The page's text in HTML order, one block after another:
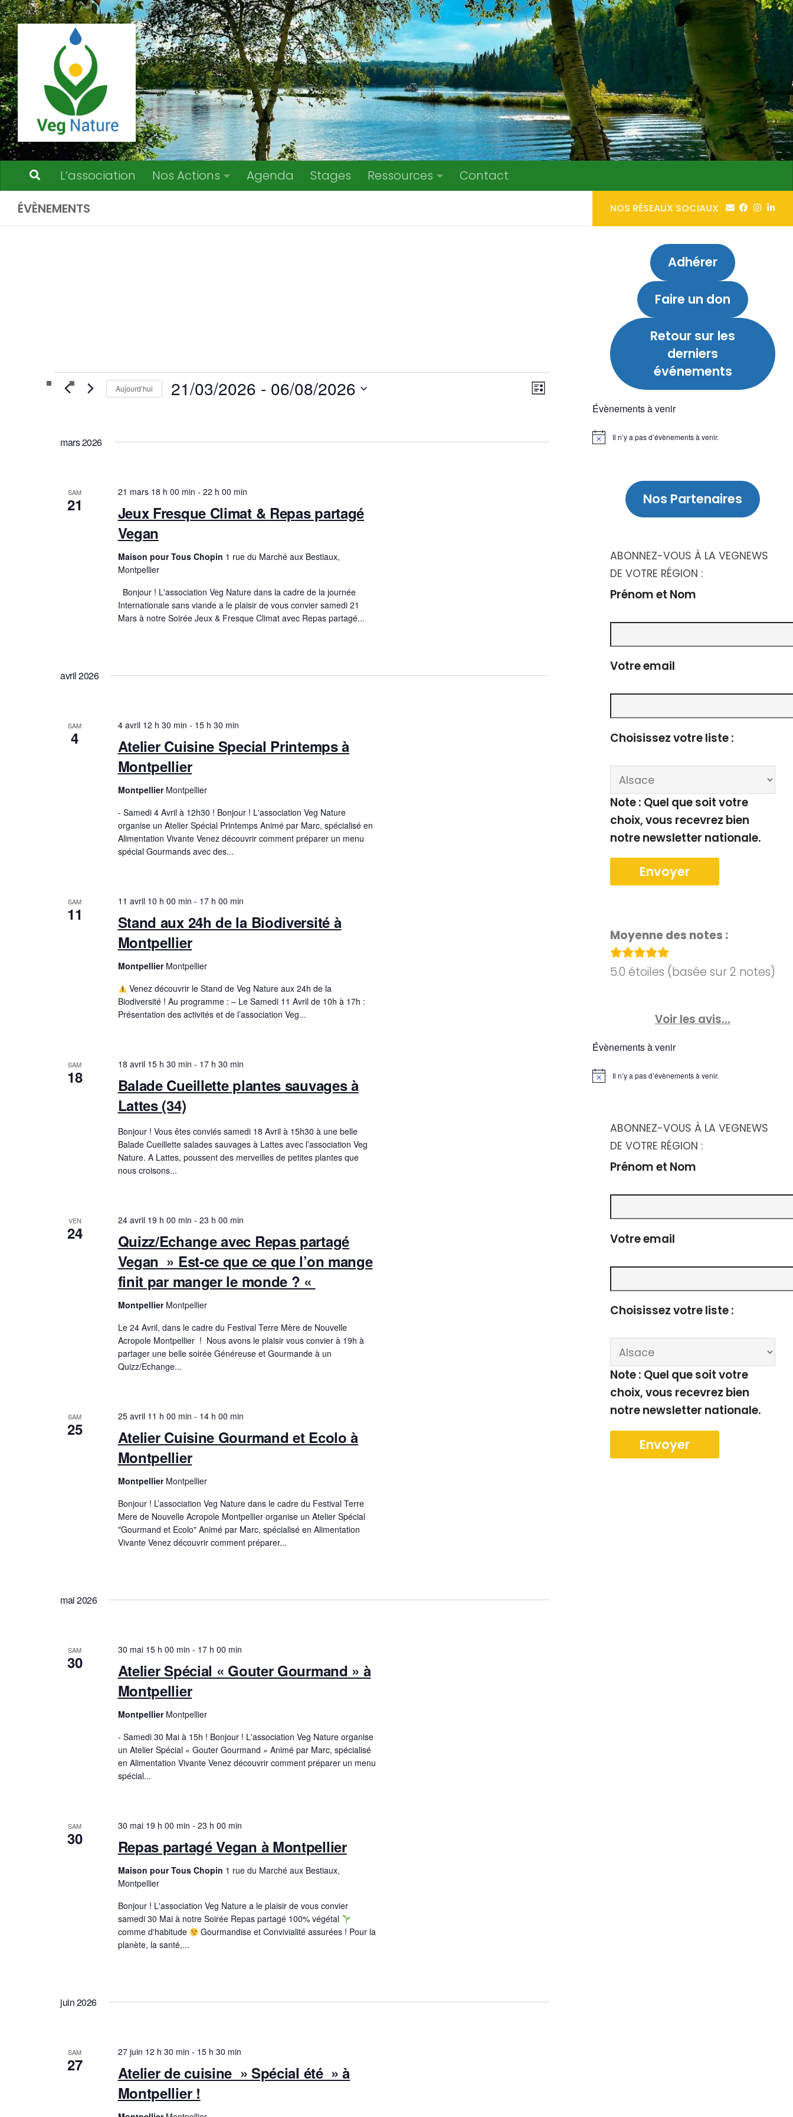
Skip to content
L’association Nos Actions Agenda Stages Ressources
Contact
ÉVÈNEMENTS
N
a
o
N
v
Liste
Aujourd’hui 21/03/2026 - 06/08/2026
mars 2026
SAM
21
Jeux Fresque Climat & Repas partagé
Vegan
21 mars 18 h 00 min - 22 h 00 min
Maison pour Tous Chopin 1 rue du Marché aux Bestiaux,
Montpellier
Bonjour ! L'association Veg Nature dans la cadre de la journée
Internationale sans viande a le plaisir de vous convier samedi 21
Mars à notre Soirée Jeux & Fresque Climat avec Repas partagé...
avril 2026
SAM
4
Atelier Cuisine Special Printemps à
Montpellier
4 avril 12 h 30 min - 15 h 30 min
Montpellier Montpellier
- Samedi 4 Avril à 12h30 ! Bonjour ! L'association Veg Nature
organise un Atelier Spécial Printemps Animé par Marc, spécialisé en
Alimentation Vivante Venez découvrir comment préparer un menu
spécial Gourmands avec des...
SAM
11
Stand aux 24h de la Biodiversité à
Montpellier
11 avril 10 h 00 min - 17 h 00 min
Montpellier Montpellier
Venez découvrir le Stand de Veg Nature aux 24h de la
Biodiversité ! Au programme : – Le Samedi 11 Avril de 10h à 17h :
Présentation des activités et de l’association Veg...
SAM
18
Balade Cueillette plantes sauvages à
Lattes (34)
18 avril 15 h 30 min - 17 h 30 min
Bonjour ! Vous êtes conviés samedi 18 Avril à 15h30 à une belle
Balade Cueillette salades sauvages à Lattes avec l’association Veg
Nature. A Lattes, poussent des merveilles de petites plantes que
nous croisons...
VEN
24
Quizz/Echange avec Repas partagé
Vegan » Est-ce que ce que l’on mange
finit par manger le monde ? «
24 avril 19 h 00 min - 23 h 00 min
Montpellier Montpellier
Le 24 Avril, dans le cadre du Festival Terre Mère de Nouvelle
Acropole Montpellier ! Nous avons le plaisir vous convier à 19h à
partager une belle soirée Généreuse et Gourmande à un
Quizz/Echange...
SAM
25
Atelier Cuisine Gourmand et Ecolo à
Montpellier
25 avril 11 h 00 min - 14 h 00 min
Montpellier Montpellier
Bonjour ! L’association Veg Nature dans le cadre du Festival Terre
Mere de Nouvelle Acropole Montpellier organise un Atelier Spécial
"Gourmand et Ecolo" Animé par Marc, spécialisé en Alimentation
Vivante Venez découvrir comment préparer...
mai 2026
SAM
30
Atelier Spécial « Gouter Gourmand » à
Montpellier
30 mai 15 h 00 min - 17 h 00 min
Montpellier Montpellier
- Samedi 30 Mai à 15h ! Bonjour ! L'association Veg Nature organise
un Atelier Spécial « Gouter Gourmand »‍ Animé par Marc, spécialisé
en Alimentation Vivante Venez découvrir comment préparer un menu
spécial...
SAM
30 Repas partagé Vegan à Montpellier
30 mai 19 h 00 min - 23 h 00 min
Maison pour Tous Chopin 1 rue du Marché aux Bestiaux,
Montpellier
Bonjour ! L'association Veg Nature a le plaisir de vous convier
samedi 30 Mai à notre Soirée Repas partagé 100% végétal
comme d'habitude
Gourmandise et Convivialité assurées ! Pour la
planète, la santé,...
juin 2026
SAM
27
Atelier de cuisine » Spécial été » à
Montpellier !
27 juin 12 h 30 min - 15 h 30 min
NOS RÉSEAUX SOCIAUX
Adhérer
Faire un don
Retour sur les
derniers
événements
Évènements à venir
Notice Il n’y a pas d’évènements à venir.
Nos Partenaires
ABONNEZ-VOUS À LA VEGNEWS
DE VOTRE RÉGION :
Prénom et Nom
Votre email
Choisissez votre liste :
Note : Quel que soit votre
choix, vous recevrez bien
notre newsletter nationale.
Moyenne des notes :
5.0 étoiles (basée sur 2 notes)
Voir les avis...
Évènements à venir
Notice Il n’y a pas d’évènements à venir.
ABONNEZ-VOUS À LA VEGNEWS
DE VOTRE RÉGION :
Prénom et Nom
Votre email
Choisissez votre liste :
Note : Quel que soit votre
choix, vous recevrez bien
notre newsletter nationale.